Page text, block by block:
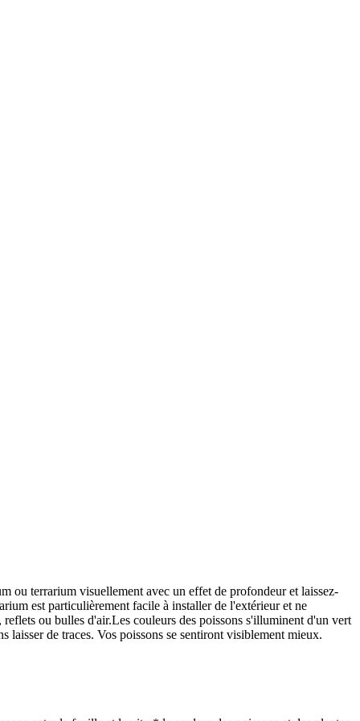
ou terrarium visuellement avec un effet de profondeur et laissez-
est particulièrement facile à installer de l'extérieur et ne
ou bulles d'air.Les couleurs des poissons s'illuminent d'un vert
laisser de traces. Vos poissons se sentiront visiblement mieux.